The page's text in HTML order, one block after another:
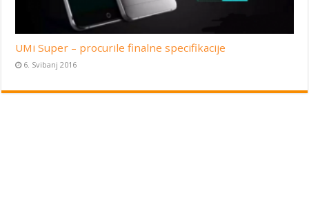
UMi Super – procurile finalne specifikacije
6. Svibanj 2016